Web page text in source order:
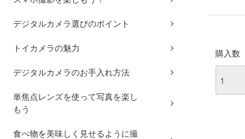
デジタルカメラ選びのポイント
トイカメラの魅力
デジタルカメラのお手入れ方法
単焦点レンズを使って写真を楽し
もう
食べ物を美味しく見せるように撮
購入数